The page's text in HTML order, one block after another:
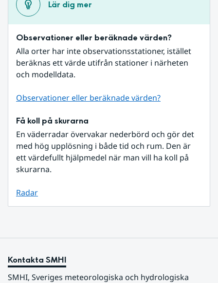
Lär dig mer
Observationer eller beräknade värden?
Alla orter har inte observationsstationer, istället
beräknas ett värde utifrån stationer i närheten
och modelldata.
Observationer eller beräknade värden?
Få koll på skurarna
En väderradar övervakar nederbörd och gör det
med hög upplösning i både tid och rum. Den är
ett värdefullt hjälpmedel när man vill ha koll på
skurarna.
Radar
Kontakta SMHI
SMHI, Sveriges meteorologiska och hydrologiska